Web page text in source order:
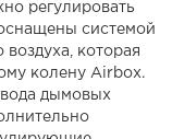
регулировать
системой
которая
колену Airbox.
дымовых